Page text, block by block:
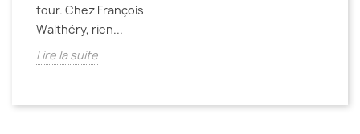
tour. Chez François
Walthéry, rien...
Lire la suite